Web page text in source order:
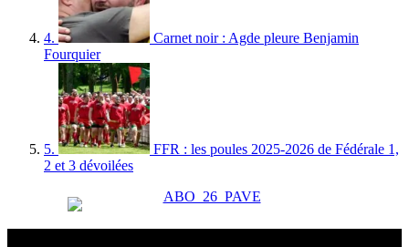
4.
Carnet noir : Agde pleure Benjamin
Fourquier
5.
FFR : les poules 2025-2026 de Fédérale 1,
2 et 3 dévoilées